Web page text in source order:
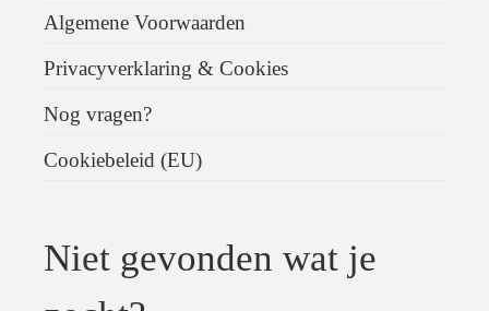
Algemene Voorwaarden
Privacyverklaring & Cookies
Nog vragen?
Cookiebeleid (EU)
Niet gevonden wat je